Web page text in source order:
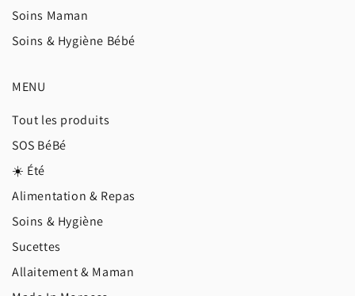
Soins Maman
Soins & Hygiène Bébé
MENU
Tout les produits
SOS BéBé
☀️ Été
Alimentation & Repas
Soins & Hygiène
Sucettes
Allaitement & Maman